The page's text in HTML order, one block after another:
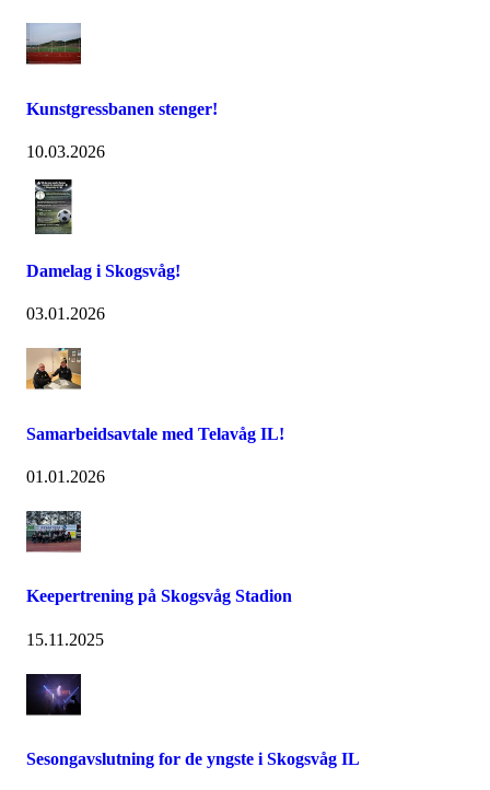
Kunstgressbanen stenger!
10.03.2026
Damelag i Skogsvåg!
03.01.2026
Samarbeidsavtale med Telavåg IL!
01.01.2026
Keepertrening på Skogsvåg Stadion
15.11.2025
Sesongavslutning for de yngste i Skogsvåg IL